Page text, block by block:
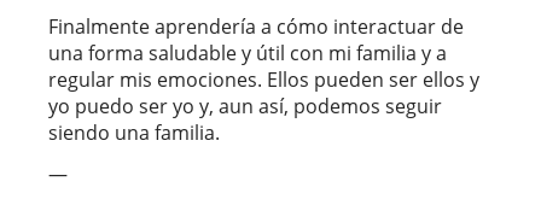
Finalmente aprendería a cómo interactuar de
una forma saludable y útil con mi familia y a
regular mis emociones. Ellos pueden ser ellos y
yo puedo ser yo y, aun así, podemos seguir
siendo una familia.
—